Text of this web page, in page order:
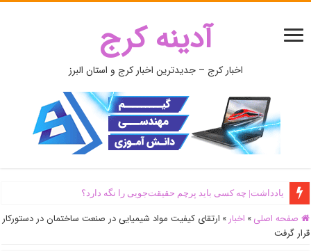
آدینه کرج
اخبار کرج – جدیدترین اخبار کرج و استان البرز
یادداشت| ‌چه کسی باید پرچم حقیقت‌جویی را نگه دارد؟
صفحه اصلی » اخبار » ارتقای کیفیت مواد شیمیایی در صنعت ساختمان در دستورکار
قرار گرفت